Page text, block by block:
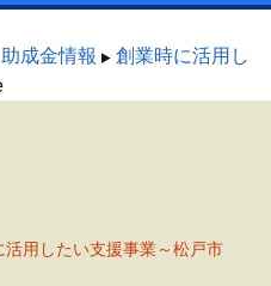
成金情報
創業時に活用し
活用したい支援事業～松戸市